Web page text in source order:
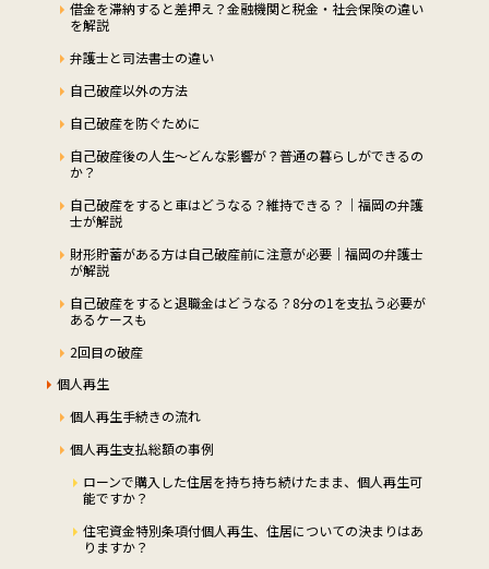
借金を滞納すると差押え？金融機関と税金・社会保険の違い
を解説
弁護士と司法書士の違い
自己破産以外の方法
自己破産を防ぐために
自己破産後の人生～どんな影響が？普通の暮らしができるの
か？
自己破産をすると車はどうなる？維持できる？｜福岡の弁護
士が解説
財形貯蓄がある方は自己破産前に注意が必要｜福岡の弁護士
が解説
自己破産をすると退職金はどうなる？8分の1を支払う必要が
あるケースも
2回目の破産
個人再生
個人再生手続きの流れ
個人再生支払総額の事例
ローンで購入した住居を持ち持ち続けたまま、個人再生可
能ですか？
住宅資金特別条項付個人再生、住居についての決まりはあ
りますか？